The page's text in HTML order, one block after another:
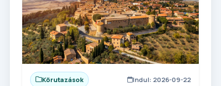
Körutazások Indul: 2026-09-22